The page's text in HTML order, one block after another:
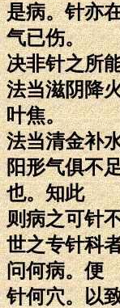
是病。针亦
气已伤。
决非针之所
法当滋阴降
叶焦。
法当清金补
阳形气俱不
也。知此
则病之可针
世之专针科
问何病。便
针何穴。以